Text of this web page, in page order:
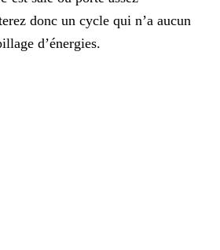
donc un cycle qui n’a aucun
d’énergies.